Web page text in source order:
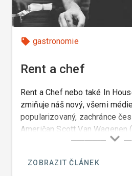
gastronomie
Rent a chef
Rent a Chef nebo také In
zmiňuje náš nový, všemi
popularizovaný, zachránce
Američan Scott Van Wagenen
CANTINA) je kuchař, kterého
privátní kuchyni, ve vašem
ZOBRAZIT ČLÁNEK